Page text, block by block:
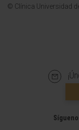
© Clínica Universidad